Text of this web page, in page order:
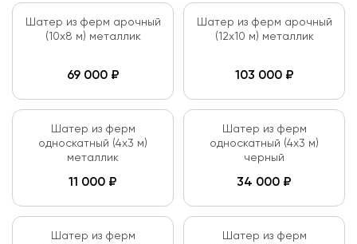
Шатер из ферм арочный
(10х8 м) металлик
69 000₽
Шатер из ферм арочный
(12х10 м) металлик
103 000₽
Шатер из ферм
односкатный (4х3 м)
металлик
11 000 ₽
Шатер из ферм
односкатный (4х3 м)
черный
34 000 ₽
Шатер из ферм
Шатер из ферм